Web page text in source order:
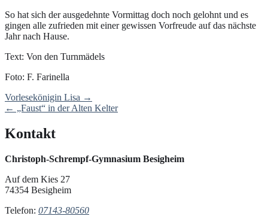
So hat sich der ausgedehnte Vormittag doch noch gelohnt und es
gingen alle zufrieden mit einer gewissen Vorfreude auf das nächste
Jahr nach Hause.
Text: Von den Turnmädels
Foto: F. Farinella
Post
navigation
Vorlesekönigin Lisa →
← „Faust“ in der Alten Kelter
Kontakt
Christoph-Schrempf-Gymnasium Besigheim
Auf dem Kies 27
74354 Besigheim
Telefon: 07143-80560